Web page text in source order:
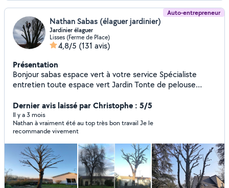
Auto-entrepreneur
Nathan Sabas (élaguer jardinier)
Jardinier élaguer
Lisses (Ferme de Place)
4,8/5 (131 avis)
Présentation
Bonjour sabas espace vert à votre service Spécialiste
entretien toute espace vert Jardin Tonte de pelouse
haies et arbuste Évacuation des déchets Entretien et
nettoyage piscine Nettoyage toiture mur produit d'Alep
2100 Nettoyage maison Couverture réparation toiture
Devis et déplacement gratuit
Dernier avis laissé par Christophe : 5/5
Il y a 3 mois
Nathan à vraiment été au top très bon travail Je le
recommande vivement